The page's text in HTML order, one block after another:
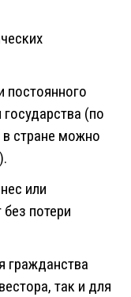
постоянного
(по
в стране можно
или
потери
гражданства
так и для